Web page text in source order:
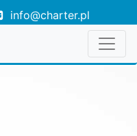
info@charter.pl